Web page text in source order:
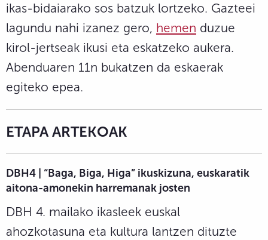
ikas-bidaiarako sos batzuk lortzeko. Gazteei
lagundu nahi izanez gero, hemen duzue
kirol-jertseak ikusi eta eskatzeko aukera.
Abenduaren 11n bukatzen da eskaerak
egiteko epea.
ETAPA ARTEKOAK
DBH4 | “Baga, Biga, Higa” ikuskizuna, euskaratik
aitona-amonekin harremanak josten
DBH 4. mailako ikasleek euskal
ahozkotasuna eta kultura lantzen dituzte